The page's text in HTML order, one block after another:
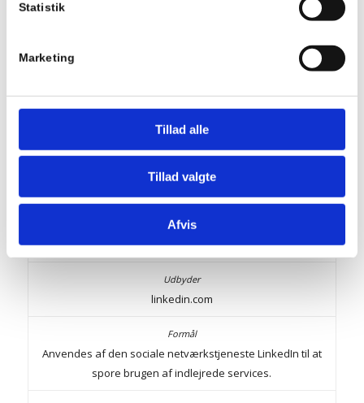
Statistik
Marketing
Tillad alle
Tillad valgte
Afvis
Session
lidc
linkedin.com
Anvendes af den sociale netværkstjeneste LinkedIn til at
spore brugen af indlejrede services.